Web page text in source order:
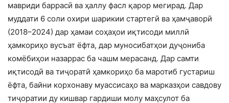
мавриди баррасӣ ва ҳаллу фасл қарор мегирад. Дар
муддати 6 соли охири шарикии стартегӣ ва ҳамҷаворӣ
(2018–2024) дар ҳамаи соҳаҳои иқтисоди миллӣ
ҳамкориҳо вусъат ёфта, дар муносибатҳои дуҷониба
комёбиҳои назаррас ба чашм мерасанд. Дар самти
иқтисодӣ ва тиҷоратӣ ҳамкориҳо ба маротиб густариш
ёфта, байни корхонаву муассисаҳо ва марказҳои савдову
тиҷоратии ду кишвар гардиши молу маҳсулот ба